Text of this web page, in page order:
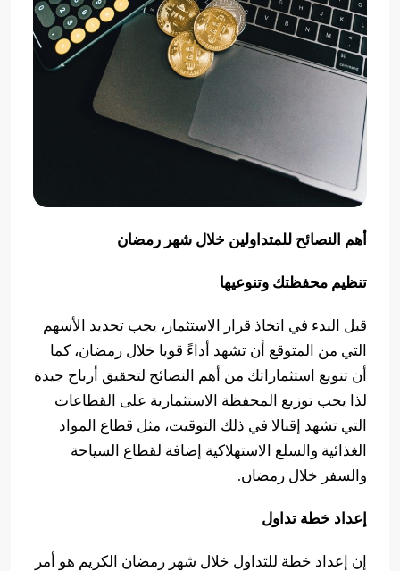
أهم النصائح للمتداولين خلال شهر رمضان
تنظيم محفظتك وتنوعيها
قبل البدء في اتخاذ قرار الاستثمار، يجب تحديد الأسهم
التي من المتوقع أن تشهد أداءً قويا خلال رمضان، كما
أن تنويع استثماراتك من أهم النصائح لتحقيق أرباح جيدة
لذا يجب توزيع المحفظة الاستثمارية على القطاعات
التي تشهد إقبالا في ذلك التوقيت، مثل قطاع المواد
الغذائية والسلع الاستهلاكية إضافة لقطاع السياحة
والسفر خلال رمضان.
إعداد خطة تداول
إن إعداد خطة للتداول خلال شهر رمضان الكريم هو أمر